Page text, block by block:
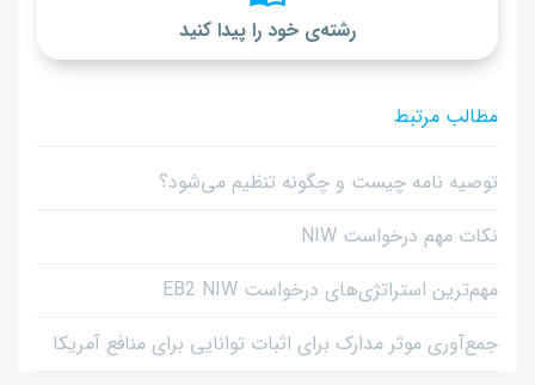
رشته‌ی خود را پیدا کنید
مطالب مرتبط
توصیه نامه چیست و چگونه تنظیم می‌شود؟
نکات مهم درخواست NIW
مهم‌ترین استراتژی‌های درخواست EB2 NIW
جمع‌آوری موثر مدارک برای اثبات توانایی برای منافع آمریکا